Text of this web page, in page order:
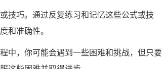
技巧。通过反复练习和记忆这些公式或技
和准确性。
中，你可能会遇到一些困难和挑战，但只要